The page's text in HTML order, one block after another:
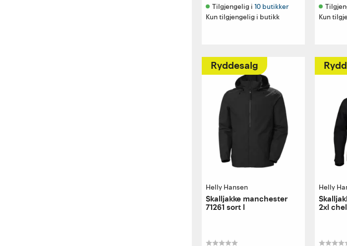
Tilgjengelig i 10 butikker
Kun tilgjengelig i butikk
Kun
Ryddesalg
Helly Hansen
Skalljakke manchester
71261 sort l
Helly
2xl